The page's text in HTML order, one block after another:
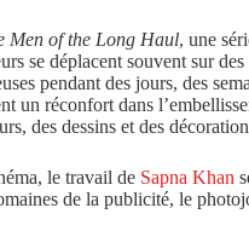
Men of the Long Haul, une
se déplacent souvent sur
pendant des jours, des
un réconfort dans
des dessins et des
le travail de Sapna Khan
de la publicité, le